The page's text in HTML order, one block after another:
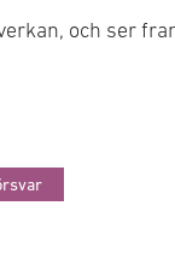
och ser